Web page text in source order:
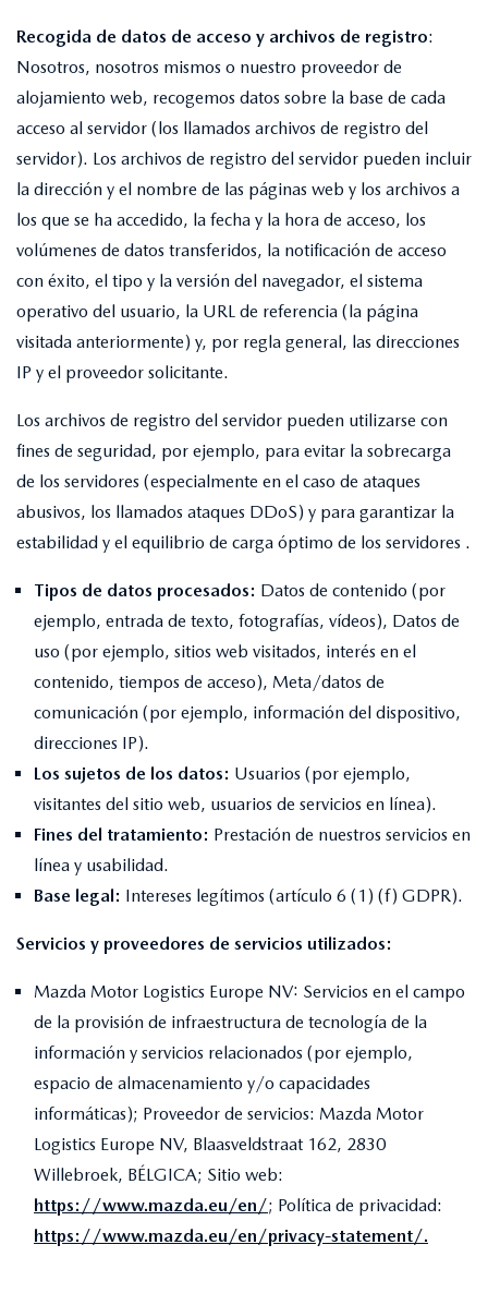
Recogida de datos de acceso y archivos de registro:
Nosotros, nosotros mismos o nuestro proveedor de
alojamiento web, recogemos datos sobre la base de cada
acceso al servidor (los llamados archivos de registro del
servidor). Los archivos de registro del servidor pueden incluir
la dirección y el nombre de las páginas web y los archivos a
los que se ha accedido, la fecha y la hora de acceso, los
volúmenes de datos transferidos, la notificación de acceso
con éxito, el tipo y la versión del navegador, el sistema
operativo del usuario, la URL de referencia (la página
visitada anteriormente) y, por regla general, las direcciones
IP y el proveedor solicitante.
Los archivos de registro del servidor pueden utilizarse con
fines de seguridad, por ejemplo, para evitar la sobrecarga
de los servidores (especialmente en el caso de ataques
abusivos, los llamados ataques DDoS) y para garantizar la
estabilidad y el equilibrio de carga óptimo de los servidores .
Tipos de datos procesados: Datos de contenido (por
ejemplo, entrada de texto, fotografías, vídeos), Datos de
uso (por ejemplo, sitios web visitados, interés en el
contenido, tiempos de acceso), Meta/datos de
comunicación (por ejemplo, información del dispositivo,
direcciones IP).
Los sujetos de los datos: Usuarios (por ejemplo,
visitantes del sitio web, usuarios de servicios en línea).
Fines del tratamiento: Prestación de nuestros servicios en
línea y usabilidad.
Base legal: Intereses legítimos (artículo 6 (1) (f) GDPR).
Servicios y proveedores de servicios utilizados:
Mazda Motor Logistics Europe NV: Servicios en el campo
de la provisión de infraestructura de tecnología de la
información y servicios relacionados (por ejemplo,
espacio de almacenamiento y/o capacidades
informáticas); Proveedor de servicios: Mazda Motor
Logistics Europe NV, Blaasveldstraat 162, 2830
Willebroek, BÉLGICA; Sitio web:
https://www.mazda.eu/en/; Política de privacidad:
https://www.mazda.eu/en/privacy-statement/.